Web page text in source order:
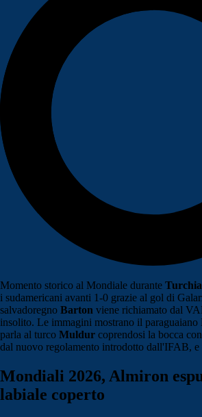
Momento storico al Mondiale durante
i sudamericani avanti 1-0 grazie al gol di
salvadoregno Barton viene richiamato dal
insolito. Le immagini mostrano il paraguaiano
parla al turco Muldur coprendosi la bocca
dal nuovo regolamento introdotto dall'IFAB, e
Mondiali 2026, Almiron
labiale coperto